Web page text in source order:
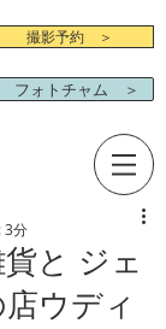
撮影予約 ＞
フォトチャム ＞
と ジェ
ウディ
3分